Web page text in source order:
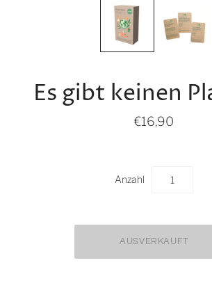
Es gibt keinen
€16,90
Anzahl